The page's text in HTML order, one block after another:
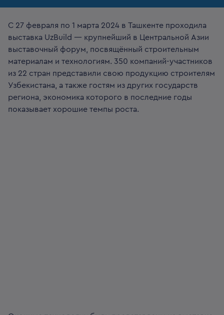
С 27 февраля по 1 марта 2024 в Ташкенте проходила
выставка UzBuild — крупнейший в Центральной Азии
выставочный форум, посвящённый строительным
материалам и технологиям. 350 компаний-участников
из 22 стран представили свою продукцию строителям
Узбекистана, а также гостям из других государств
региона, экономика которого в последние годы
показывает хорошие темпы роста.